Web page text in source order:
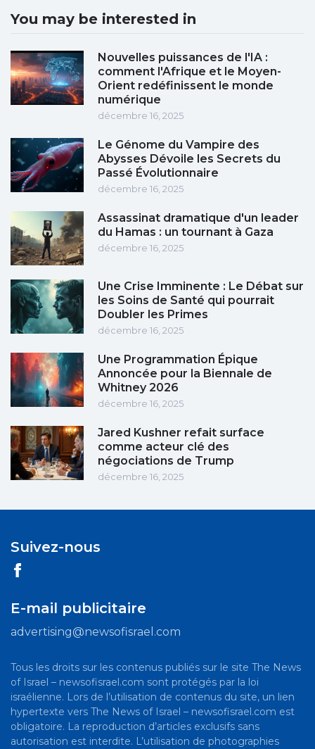
You may be interested in
Nouvelles puissances de l'IA :
comment l'Afrique et le Moyen-
Orient redéfinissent le monde
numérique
décembre 16, 2025
Le Génome du Vampire des
Abysses Dévoile les Secrets du
Passé Évolutionnaire
décembre 16, 2025
Assassinat dramatique d'un leader
du Hamas : un tournant à Gaza
décembre 16, 2025
Une Crise Imminente : Le Débat sur
les Soins de Santé qui pourrait
Doubler les Primes
décembre 16, 2025
Une Programmation Épique
Annoncée pour la Biennale de
Whitney 2026
décembre 16, 2025
Jared Kushner refait surface
comme acteur clé des
négociations de Trump
décembre 16, 2025
Suivez-nous
E-mail publicitaire
advertising@newsofisrael.com
Tous les droits sur les contenus publiés sur le site The News
of Israel – newsofisrael.com sont protégés par la loi
israélienne. Lors de l’utilisation de contenus du site, un lien
hypertexte vers The News of Israel – newsofisrael.com est
obligatoire. La reproduction d’articles exclusifs sans
autorisation est interdite. L’utilisation de photographies